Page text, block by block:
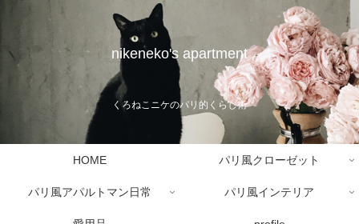
nikeneko's apartment
くろねこニケのパリ的くらし術
HOME パリ風クローゼット
パリ風アパルトマン日常 パリ風インテリア